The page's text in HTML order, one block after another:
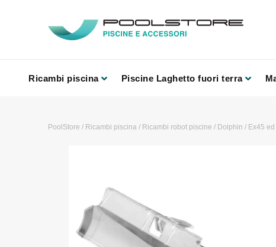
Ricambi piscina Piscine Laghetto fuori terra
PoolStore / Ricambi piscina/ Ricambi robot piscine / Dolphin / Ex45